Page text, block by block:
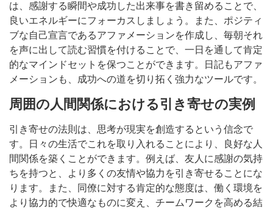
は、感謝する瞬間や成功した出来事を書き留めることで、
良いエネルギーにフォーカスしましょう。また、ポジティ
ブな自己宣言であるアファメーションを作成し、毎朝それ
を声に出して読む習慣を付けることで、一日を通して肯定
的なマインドセットを保つことができます。日記もアファ
メーションも、成功への道を切り拓く強力なツールです。
周囲の人間関係における引き寄せの実例
引き寄せの法則は、思考が現実を創造するという信念で
す。日々の生活でこれを取り入れることにより、良好な人
間関係を築くことができます。例えば、友人に感謝の気持
ちを持つと、より多くの友情や協力を引き寄せることにな
ります。また、同僚に対する肯定的な態度は、働く環境を
より協力的で快適なものに変え、チームワークを高める結